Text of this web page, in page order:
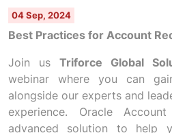
04 Sep, 2024
Best Practices for Account
Join us Triforce Global
webinar where you can
alongside our experts and
experience. Oracle
advanced solution to help